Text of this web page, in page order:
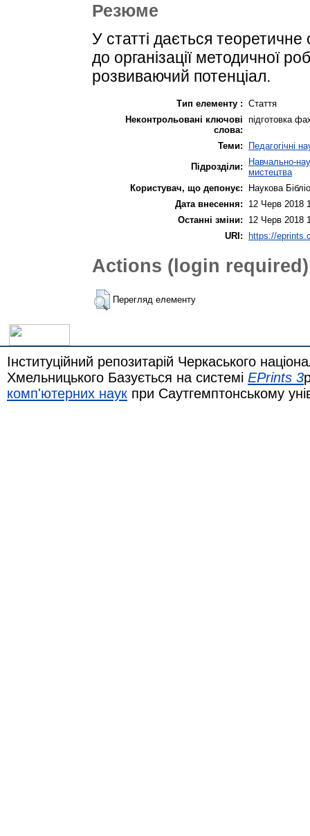
Резюме
У статті дається теоретичне
до організації методичної
розвиваючий потенціал.
Тип елементу : Стаття
Неконтрольовані ключові
слова:
підготовка
Теми:
Педагогічні
Підрозділи:
Навчально-
мистецтва
Користувач, що депонує:
Наукова
Дата внесення:
12 Черв 2018
Останні зміни:
12 Черв 2018
URI: https://
Actions (login required)
Перегляд елементу
Інституційний репозитарій Черкаського
Хмельницького Базується на системі EPrints 3
комп'ютерних наук при Саутгемптонському